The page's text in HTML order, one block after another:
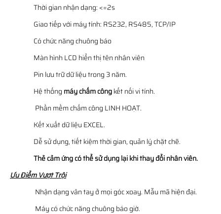
Thời gian nhận dạng: <=2s
Giao tiếp với máy tính: RS232, RS485, TCP/IP
Có chức năng chuông báo
Màn hình LCD hiển thị tên nhân viên
Pin lưu trữ dữ liệu trong 3 năm.
Hệ thống máy chấm côngkết nối vi tính.
Phần mềm chấm công LINH HOẠT.
Kết xuất dữ liệu EXCEL.
Dễ sử dụng, tiết kiệm thời gian, quản lý chặt chẽ.
Thẻ cảm ứng có thể sử dụng lại khi thay đổi nhân viên.
Ưu Điểm Vượt Trội
Nhận dạng vân tay ở mọi góc xoay. Mẫu mã hiện đại.
Máy có chức năng chuông báo giờ.